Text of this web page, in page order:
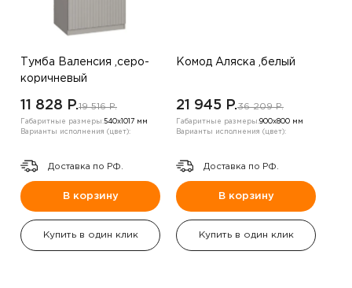
Тумба Валенсия ,серо-
коричневый
11 828 P.19 516 P.
Габаритные размеры:540х1017 мм
Варианты исполнения (цвет):
Доставка по РФ.
В корзину
Купить в один клик
Комод Аляска ,белый
21 945 P.36 209 P.
Габаритные размеры:900х800 мм
Варианты исполнения (цвет):
Доставка по РФ.
В корзину
Купить в один клик